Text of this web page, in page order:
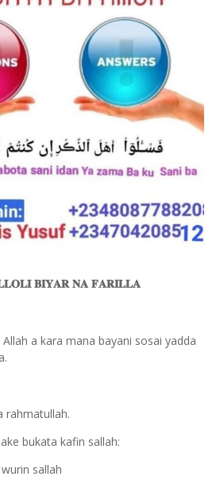
𝐁𝐈𝐘𝐀𝐑 𝐍𝐀 𝐅𝐀𝐑𝐈𝐋𝐋𝐀
a kara mana bayani sosai yadda
rahmatullah.
bukata kafin sallah:
sallah